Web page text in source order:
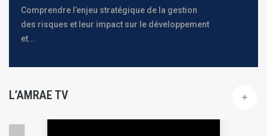
Comprendre l’enjeu stratégique de la gestion
des risques et leur impact sur le développement
et...
L’AMRAE TV